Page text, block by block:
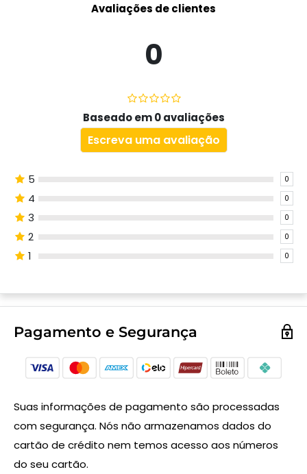
Avaliações de clientes
0
Baseado em 0 avaliações
Escreva uma avaliação
5 0
4 0
3 0
2 0
1 0
Pagamento e Segurança
Suas informações de pagamento são processadas
com segurança. Nós não armazenamos dados do
cartão de crédito nem temos acesso aos números
do seu cartão.